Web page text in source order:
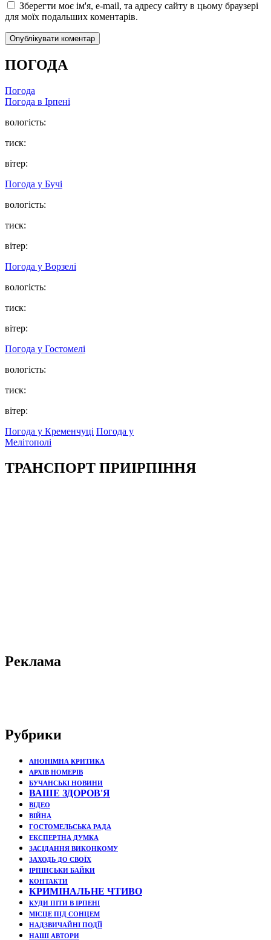
Зберегти моє ім'я, e-mail, та адресу сайту в цьому браузері
для моїх подальших коментарів.
ПОГОДА
Погода
Погода в Ірпені
вологість:
тиск:
вітер:
Погода у Бучі
вологість:
тиск:
вітер:
Погода у Ворзелі
вологість:
тиск:
вітер:
Погода у Гостомелі
вологість:
тиск:
вітер:
Погода у Кременчуці Погода у
Мелітополі
ТРАНСПОРТ ПРИІРПІННЯ
Реклама
Рубрики
АНОНІМНА КРИТИКА
АРХІВ НОМЕРІВ
БУЧАНСЬКІ НОВИНИ
ВАШЕ ЗДОРОВ'Я
ВІДЕО
ВІЙНА
ГОСТОМЕЛЬСЬКА РАДА
ЕКСПЕРТНА ДУМКА
ЗАСІДАННЯ ВИКОНКОМУ
ЗАХОДЬ ДО СВОЇХ
ІРПІНСЬКИ БАЙКИ
КОНТАКТИ
КРИМІНАЛЬНЕ ЧТИВО
КУДИ ПІТИ В ІРПЕНІ
МІСЦЕ ПІД СОНЦЕМ
НАДЗВИЧАЙНІ ПОДЇЇ
НАШІ АВТОРИ